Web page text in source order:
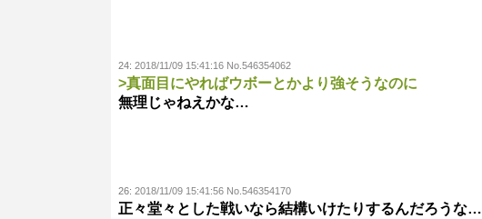
24: 2018/11/09 15:41:16 No.546354062
>真面目にやればウボーとかより強そうなのに
無理じゃねえかな…
26: 2018/11/09 15:41:56 No.546354170
正々堂々とした戦いなら結構いけたりするんだろうな…